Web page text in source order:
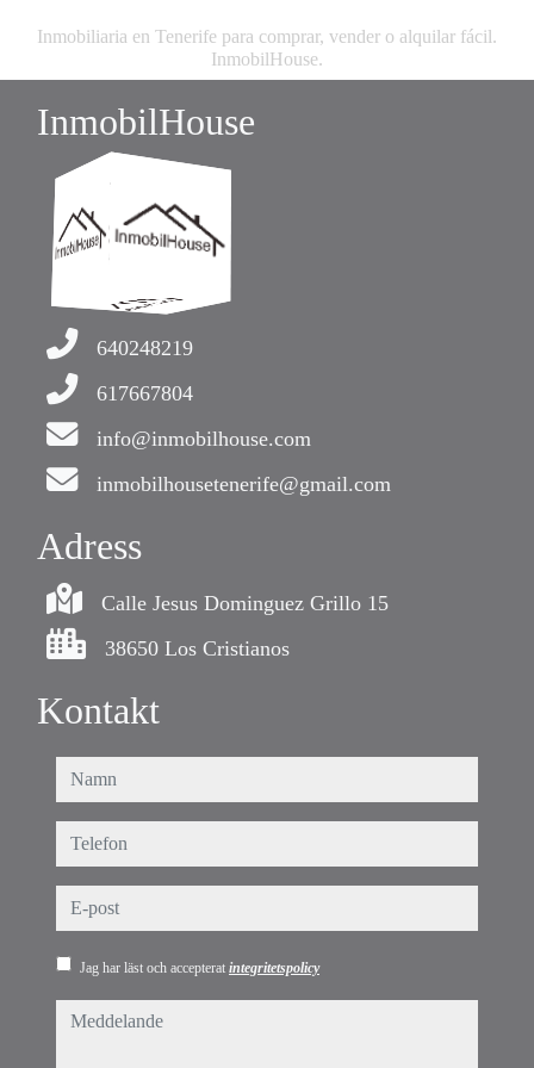
Inmobiliaria en Tenerife para comprar, vender o alquilar fácil.
InmobilHouse.
InmobilHouse
640248219
617667804
info@inmobilhouse.com
inmobilhousetenerife@gmail.com
Adress
Calle Jesus Dominguez Grillo 15
38650 Los Cristianos
Kontakt
namn
telefon
e-post
Jag har läst och accepterat integritetspolicy
meddelande